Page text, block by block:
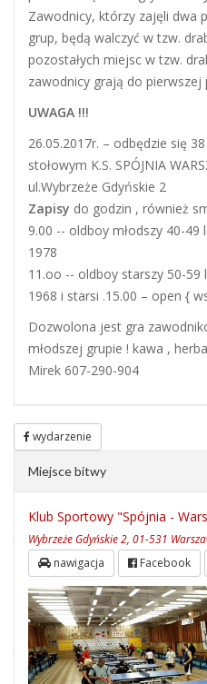
Zawodnicy, którzy zajęli dwa
grup, będą walczyć w tzw.
pozostałych miejsc w tzw.
zawodnicy grają do pierwszej
UWAGA !!!
26.05.2017r. – odbędzie się
stołowym K.S. SPÓJNIA
ul.Wybrzeże Gdyńskie 2
Zapisy do godzin , również
9.00 -- oldboy młodszy 40-
1978
11.oo -- oldboy starszy 50-
1968 i starsi .15.00 – open {
Dozwolona jest gra
młodszej grupie ! kawa ,
Mirek 607-290-904
wydarzenie
Miejsce bitwy
Klub Sportowy "Spójnia -
Wybrzeże Gdyńskie 2, 01-531
nawigacja Facebook